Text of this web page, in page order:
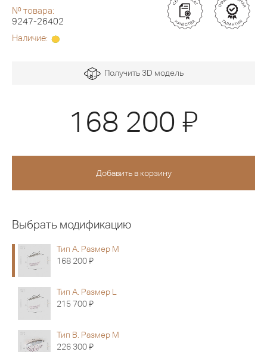
№ товара:
9247-26402
Наличие:
Получить 3D модель
168 200 Я
Выбрать модификацию
Тип А. Размер M
168 200Я
Тип А. Размер L
215 700Я
Тип B. Размер M
226 300Я